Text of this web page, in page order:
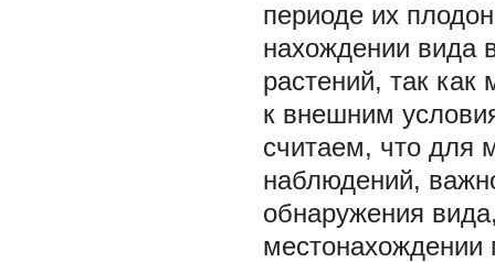
периоде их
нахождении вида
растений, так
к внешним
считаем, что для
наблюдений,
обнаружения
местонахождении